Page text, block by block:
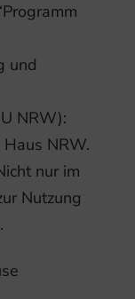
und
NRW):
NRW.
nur im
Nutzung